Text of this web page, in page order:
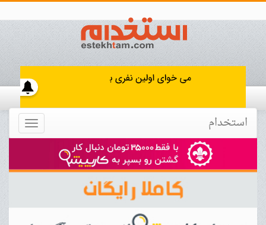
Toggle استخدام